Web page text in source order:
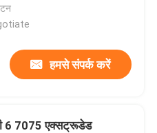
हमसे संपर्क करें
6 7075 एक्सट्रूडेड